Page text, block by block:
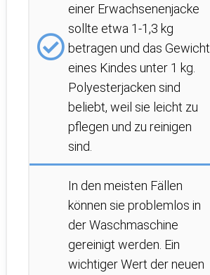
einer Erwachsenenjacke
sollte etwa 1-1,3 kg
betragen und das Gewicht
eines Kindes unter 1 kg.
Polyesterjacken sind
beliebt, weil sie leicht zu
pflegen und zu reinigen
sind.
In den meisten Fällen
können sie problemlos in
der Waschmaschine
gereinigt werden. Ein
wichtiger Wert der neuen